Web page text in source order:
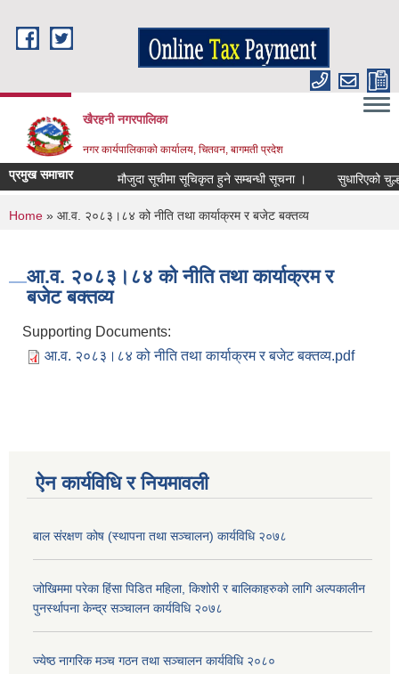
खैरहनी नगरपालिका
नगर कार्यपालिकाको कार्यालय, चितवन, बागमती प्रदेश
प्रमुख समाचार मौजुदा सूचीमा सूचिकृत हुने सम्बन्धी सूचना । सुधारिएको चुल्हो
You are here
Home » आ.व. २०८३।८४ को नीति तथा कार्याक्रम र बजेट बक्तव्य
आ.व. २०८३।८४ को नीति तथा कार्याक्रम र
बजेट बक्तव्य
Supporting Documents:
आ.व. २०८३।८४ को नीति तथा कार्याक्रम र बजेट बक्तव्य.pdf
ऐन कार्यविधि र नियमावली
बाल संरक्षण कोष (स्थापना तथा सञ्चालन) कार्यविधि २०७८
जोखिममा परेका हिंसा पिडित महिला, किशोरी र बालिकाहरुको लागि अल्पकालीन
पुनर्स्थापना केन्द्र सञ्चालन कार्यविधि २०७८
ज्येष्ठ नागरिक मञ्च गठन तथा सञ्चालन कार्यविधि २०८०